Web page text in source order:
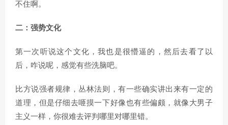
不住啊。
二：强势文化
第一次听说这个文化，我也是很懵逼的，然后去看了以
后，咋说呢，感觉有些洗脑吧。
比方说强者规律，丛林法则，有一些确实讲出来有一定的
道理，但是仔细去咂摸一下好像也有些偏颇，就像大男子
主义一样，你很难去评判哪里对哪里错。